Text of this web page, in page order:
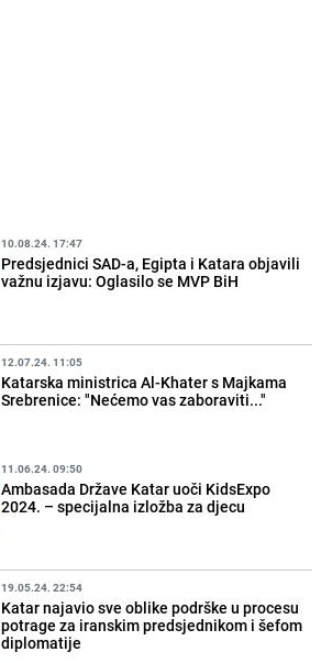
10.08.24. 17:47
Predsjednici SAD-a, Egipta i Katara objavili
važnu izjavu: Oglasilo se MVP BiH
12.07.24. 11:05
Katarska ministrica Al-Khater s Majkama
Srebrenice: "Nećemo vas zaboraviti..."
11.06.24. 09:50
Ambasada Države Katar uoči KidsExpo
2024. – specijalna izložba za djecu
19.05.24. 22:54
Katar najavio sve oblike podrške u procesu
potrage za iranskim predsjednikom i šefom
diplomatije